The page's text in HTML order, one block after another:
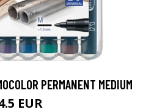
PERMANENT MEDIUM
EUR